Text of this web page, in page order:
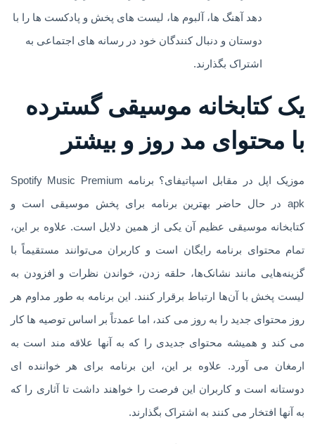
دهد آهنگ ها، آلبوم ها، لیست های پخش و پادکست ها را با
دوستان و دنبال کنندگان خود در رسانه های اجتماعی به
اشتراک بگذارند.
یک کتابخانه موسیقی گسترده
با محتوای مد روز و بیشتر
موزیک اپل در مقابل اسپاتیفای؟ برنامه Spotify Music Premium
apk در حال حاضر بهترین برنامه برای پخش موسیقی است و
کتابخانه موسیقی عظیم آن یکی از همین دلایل است. علاوه بر این،
تمام محتوای برنامه رایگان است و کاربران می‌توانند مستقیماً با
گزینه‌هایی مانند نشانک‌ها، حلقه زدن، خواندن نظرات و افزودن به
لیست پخش با آن‌ها ارتباط برقرار کنند. این برنامه به طور مداوم هر
روز محتوای جدید را به روز می کند، اما عمدتاً بر اساس توصیه ها کار
می کند و همیشه محتوای جدیدی را که به آنها علاقه مند است به
ارمغان می آورد. علاوه بر این، این برنامه برای هر خواننده ای
دوستانه است و کاربران این فرصت را خواهند داشت تا آثاری را که
به آنها افتخار می کنند به اشتراک بگذارند.